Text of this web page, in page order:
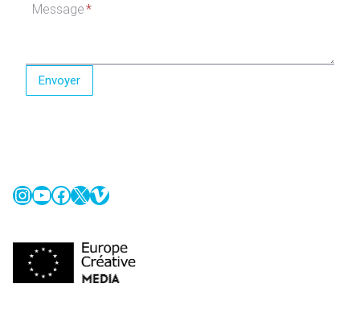
Message*
Envoyer
Instagram
YouTube
Facebook
X Vimeo